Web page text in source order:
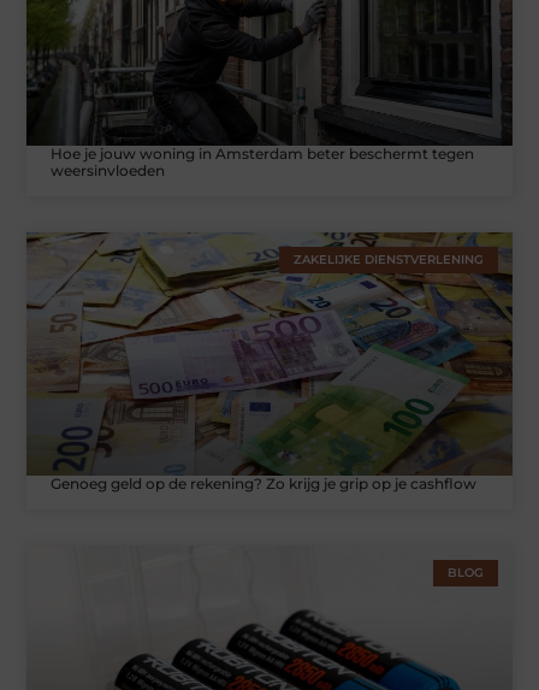
Hoe je jouw woning in Amsterdam beter beschermt tegen
weersinvloeden
ZAKELIJKE DIENSTVERLENING
Genoeg geld op de rekening? Zo krijg je grip op je cashflow
BLOG